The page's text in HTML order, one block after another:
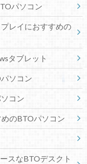
パソコン
レイにおすすめの
タブレット
ソコン
コン
のBTOパソコン
スなBTOデスクト